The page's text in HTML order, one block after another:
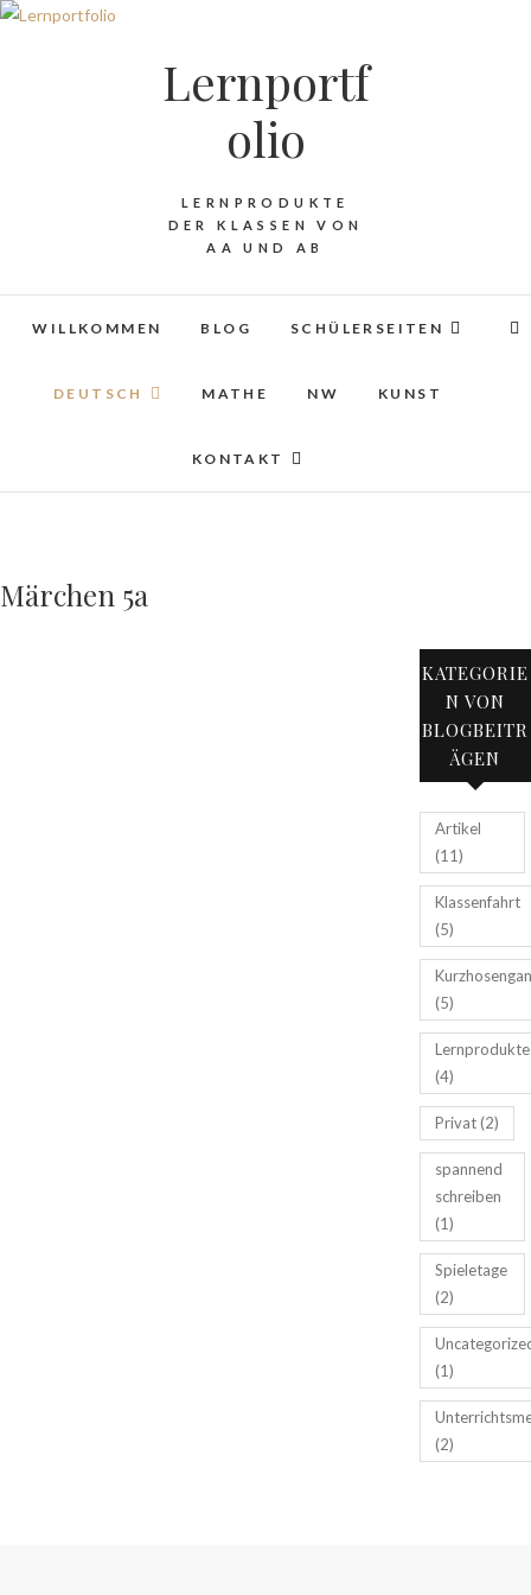
Lernportf
olio
LERNPRODUKTE
DER KLASSEN VON
AA UND AB
WILLKOMMEN BLOG SCHÜLERSEITEN
DEUTSCH MATHE NW KUNST
KONTAKT
Märchen 5a
KATEGORIE
N VON
BLOGBEITR
ÄGEN
Artikel
(11)
Klassenfahrt
(5)
(5)
Lernprodukte
(4)
Privat(2)
spannend
schreiben
(1)
Spieletage
(2)
(1)
(2)